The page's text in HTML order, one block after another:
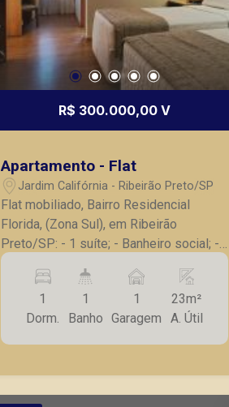
R$ 300.000,00 V
Apartamento - Flat
Jardim Califórnia - Ribeirão Preto/SP
Flat mobiliado, Bairro Residencial
Florida, (Zona Sul), em Ribeirão
Preto/SP: - 1 suíte; - Banheiro social; -
Cozinha planejada; - 1 vaga de garagem.
A Piramid tem como objetivo atender
seus clientes com agilidade e
segurança, em locação, vendas de
imóveis prontos, usados ou mesmo
de Ribeirão Preto.
1
Dorm.
1
Banho
1
Garagem
23m²
A. Útil